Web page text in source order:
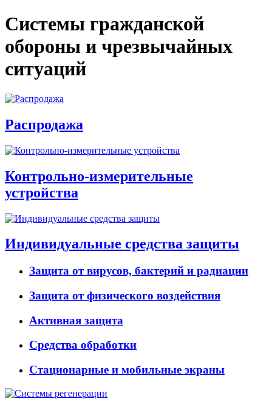
Системы гражданской
обороны и чрезвычайных
ситуаций
Распродажа
Контрольно-измерительные
устройства
Индивидуальные средства защиты
Защита от вирусов, бактерий и радиации
Защита от физического воздействия
Активная защита
Средства обработки
Стационарные и мобильные экраны